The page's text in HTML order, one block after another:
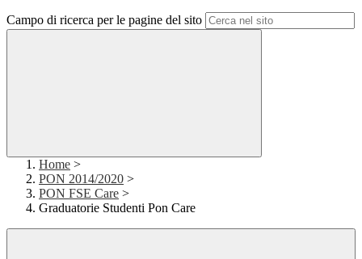
Campo di ricerca per le pagine del sito
Home >
PON 2014/2020 >
PON FSE Care >
Graduatorie Studenti Pon Care